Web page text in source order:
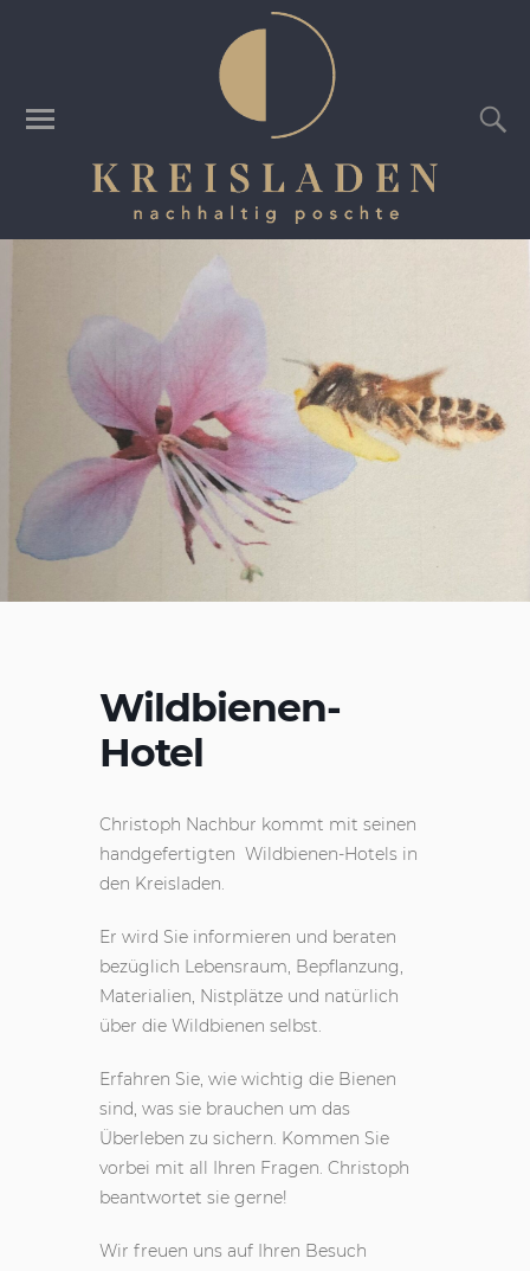
Wildbienen-
Hotel
Christoph Nachbur kommt mit seinen
handgefertigten Wildbienen-Hotels in
den Kreisladen.
Er wird Sie informieren und beraten
bezüglich Lebensraum, Bepflanzung,
Materialien, Nistplätze und natürlich
über die Wildbienen selbst.
Erfahren Sie, wie wichtig die Bienen
sind, was sie brauchen um das
Überleben zu sichern. Kommen Sie
vorbei mit all Ihren Fragen. Christoph
beantwortet sie gerne!
Wir freuen uns auf Ihren Besuch